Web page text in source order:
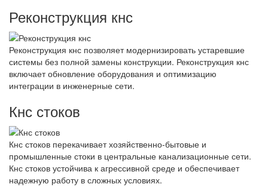
Реконструкция кнс
Реконструкция кнс позволяет модернизировать устаревшие
системы без полной замены конструкции. Реконструкция кнс
включает обновление оборудования и оптимизацию
интеграции в инженерные сети.
Кнс стоков
Кнс стоков перекачивает хозяйственно-бытовые и
промышленные стоки в центральные канализационные сети.
Кнс стоков устойчива к агрессивной среде и обеспечивает
надежную работу в сложных условиях.